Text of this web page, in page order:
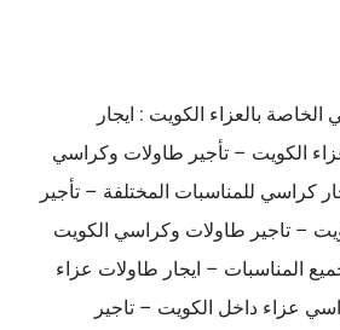
الخاصة بالعزاء الكويت : ايجار
الكويت – تأجير طاولات وكراسي
كراسي للمناسبات المختلفة – تأجير
– تاجير طاولات وكراسي الكويت
المناسبات – ايجار طاولات عزاء
عزاء داخل الكويت – تاجير